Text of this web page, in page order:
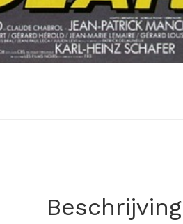
Beschrijving